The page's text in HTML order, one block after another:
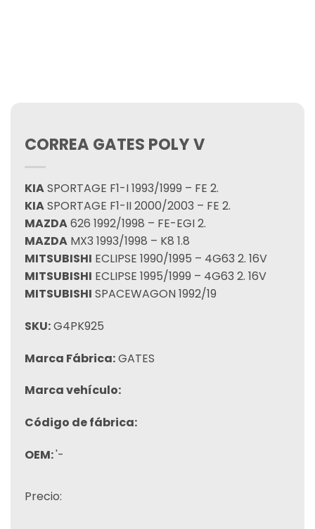
CORREA GATES POLY V
KIASPORTAGE F1-I 1993/1999 – FE 2.
KIASPORTAGE F1-II 2000/2003 – FE 2.
MAZDA626 1992/1998 – FE-EGI 2.
MAZDA MX3 1993/1998 – K8 1.8
MITSUBISHI ECLIPSE 1990/1995 – 4G63 2. 16V
MITSUBISHI ECLIPSE 1995/1999 – 4G63 2. 16V
MITSUBISHI SPACEWAGON 1992/19
SKU:G4PK925
Marca Fábrica:GATES
Marca vehículo:
Código de fábrica:
OEM:'-
Precio: